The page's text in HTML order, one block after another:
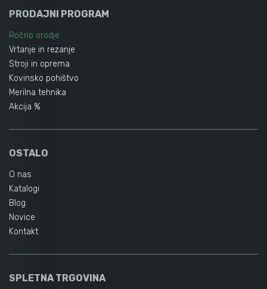
PRODAJNI PROGRAM
Ročno orodje
Vrtanje in rezanje
Stroji in oprema
Kovinsko pohištvo
Merilna tehnika
Akcija %
OSTALO
O nas
Katalogi
Blog
Novice
Kontakt
SPLETNA TRGOVINA